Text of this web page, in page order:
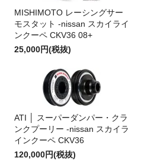
MISHIMOTO レーシングサー
モスタット -nissan スカイライ
ンクーペ CKV36 08+
25,000円(税抜)
ATI │ スーパーダンパー・クラ
ンクプーリー -nissan スカイラ
インクーペ CKV36
120,000円(税抜)